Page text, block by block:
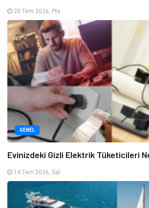
20 Tem 2026, Pts
GENEL
Evinizdeki Gizli Elektrik Tüketicileri
14 Tem 2026, Sal